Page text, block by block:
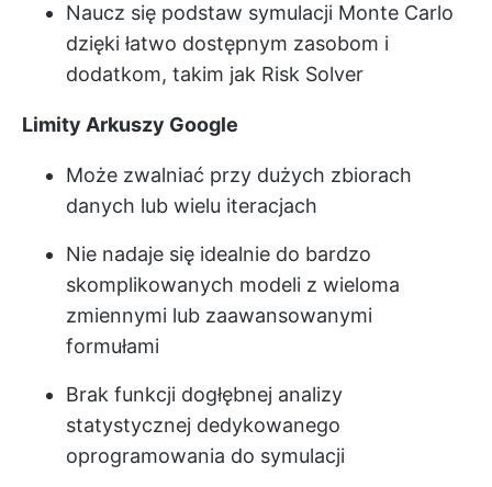
Naucz się podstaw symulacji Monte Carlo
dzięki łatwo dostępnym zasobom i
dodatkom, takim jak Risk Solver
Limity Arkuszy Google
Może zwalniać przy dużych zbiorach
danych lub wielu iteracjach
Nie nadaje się idealnie do bardzo
skomplikowanych modeli z wieloma
zmiennymi lub zaawansowanymi
formułami
Brak funkcji dogłębnej analizy
statystycznej dedykowanego
oprogramowania do symulacji